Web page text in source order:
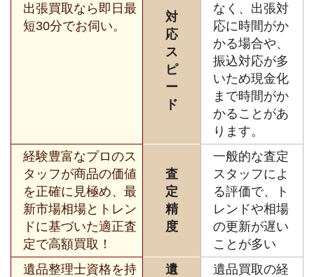
出張買取なら即日最
短30分でお伺い。
対
応
ス
ピ
ー
ド
なく、出張対
応に時間がか
かる場合や、
振込対応が多
いため現金化
まで時間がか
かることがあ
ります。
経験豊富なプロのス
タッフが商品の価値
を正確に見極め、最
新市場相場とトレン
ドに基づいた適正査
定で高額買取！
査
定
精
度
一般的な査定
スタッフによ
る評価で、ト
レンドや相場
の更新が遅い
ことが多い
遺品整理士資格を持
遺
遺品買取の経